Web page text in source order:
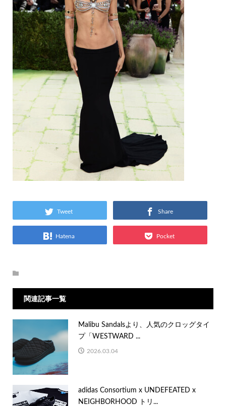
Tweet Share
Hatena Pocket
関連記事一覧
Malibu Sandalsより、人気のクロッグタイ
プ「WESTWARD ...
2026.03.04
adidas Consortium x UNDEFEATED x
NEIGHBORHOOD トリ...